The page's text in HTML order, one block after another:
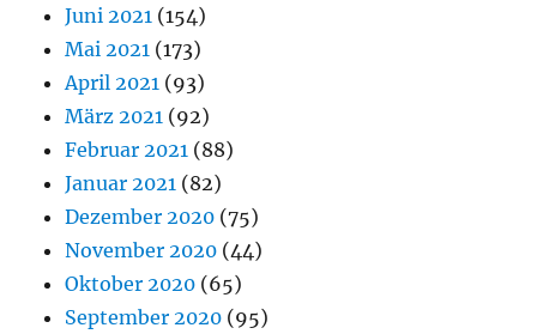
Juni 2021 (154)
Mai 2021 (173)
April 2021 (93)
März 2021 (92)
Februar 2021 (88)
Januar 2021 (82)
Dezember 2020 (75)
November 2020 (44)
Oktober 2020 (65)
September 2020 (95)